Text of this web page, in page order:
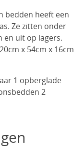
bedden heeft een
Ze zitten onder
en uit op lagers.
x 54cm x 16cm
1 opberglade
2